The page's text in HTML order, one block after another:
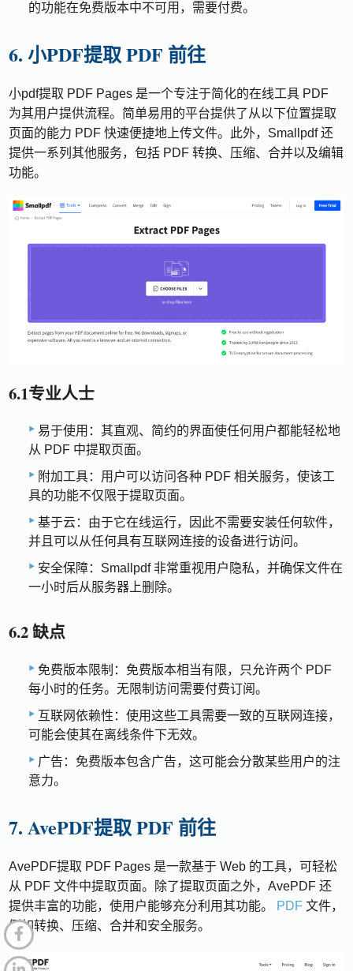
的功能在免费版本中不可用，需要付费。
6. 小PDF提取 PDF 前往
小pdf提取 PDF Pages 是一个专注于简化的在线工具 PDF
为其用户提供流程。简单易用的平台提供了从以下位置提取
页面的能力 PDF 快速便捷地上传文件。此外，Smallpdf 还
提供一系列其他服务，包括 PDF 转换、压缩、合并以及编辑
功能。
6.1专业人士
易于使用：其直观、简约的界面使任何用户都能轻松地
从 PDF 中提取页面。
附加工具：用户可以访问各种 PDF 相关服务，使该工
具的功能不仅限于提取页面。
基于云：由于它在线运行，因此不需要安装任何软件，
并且可以从任何具有互联网连接的设备进行访问。
安全保障：Smallpdf 非常重视用户隐私，并确保文件在
一小时后从服务器上删除。
6.2 缺点
免费版本限制：免费版本相当有限，只允许两个 PDF
每小时的任务。无限制访问需要付费订阅。
互联网依赖性：使用这些工具需要一致的互联网连接，
可能会使其在离线条件下无效。
广告：免费版本包含广告，这可能会分散某些用户的注
意力。
7. AvePDF提取 PDF 前往
AvePDF提取 PDF Pages 是一款基于 Web 的工具，可轻松
从 PDF 文件中提取页面。除了提取页面之外，AvePDF 还
提供丰富的功能，使用户能够充分利用其功能。
PDF 文件，
例如转换、压缩、合并和安全服务。